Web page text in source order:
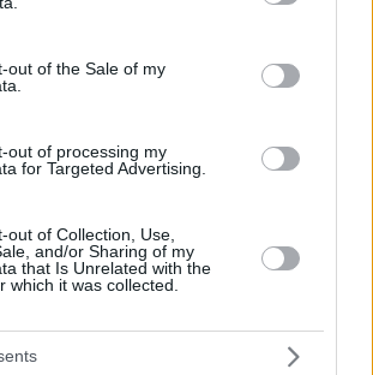
to Google and its third-party tags to
below specified purposes in below Google
out of the Sale of my
out of processing my
for Targeted Advertising.
out of Collection, Use,
and/or Sharing of my
that Is Unrelated with the
which it was collected.
του τροχαίου στις Σέρρες
και γιο: Τι λέει
στο protothema
σημειωματάριο
του διαβόητου